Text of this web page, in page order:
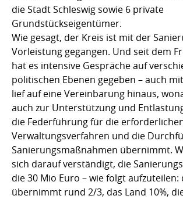
die Stadt Schleswig sowie 6 private
Grundstückseigentümer.
Wie gesagt, der Kreis ist mit der
Vorleistung gegangen. Und seit dem
hat es intensive Gespräche auf
politischen Ebenen gegeben – auch
lief auf eine Vereinbarung hinaus,
auch zur Unterstützung und
die Federführung für die
Verwaltungsverfahren und die
Sanierungsmaßnahmen übernimmt.
sich darauf verständigt, die
die 30 Mio Euro – wie folgt aufzuteilen:
übernimmt rund 2/3, das Land 10%,